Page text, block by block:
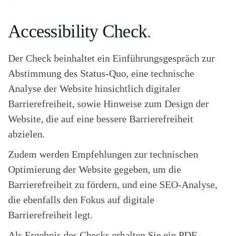
Accessibility Check.
Der Check beinhaltet ein Einführungsgespräch zur
Abstimmung des Status-Quo, eine technische
Analyse der Website hinsichtlich digitaler
Barrierefreiheit, sowie Hinweise zum Design der
Website, die auf eine bessere Barrierefreiheit
abzielen.
Zudem werden Empfehlungen zur technischen
Optimierung der Website gegeben, um die
Barrierefreiheit zu fördern, und eine SEO-Analyse,
die ebenfalls den Fokus auf digitale
Barrierefreiheit legt.